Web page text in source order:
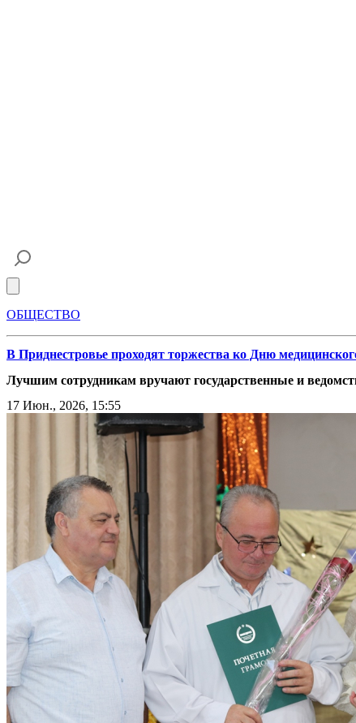
ОБЩЕСТВО
В Приднестровье проходят торжества ко Дню
Лучшим сотрудникам вручают государственные и
17 Июн., 2026, 15:55